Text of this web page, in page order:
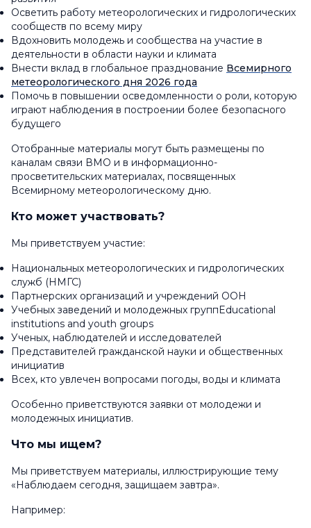
Осветить работу метеорологических и гидрологических
сообществ по всему миру
Вдохновить молодежь и сообщества на участие в
деятельности в области науки и климата
Внести вклад в глобальное празднование Всемирного
метеорологического дня 2026 года
Помочь в повышении осведомленности о роли, которую
играют наблюдения в построении более безопасного
будущего
Отобранные материалы могут быть размещены по
каналам связи ВМО и в информационно-
просветительских материалах, посвященных
Всемирному метеорологическому дню.
Кто может участвовать?
Мы приветствуем участие:
Национальных метеорологических и гидрологических
служб (НМГС)
Партнерских организаций и учреждений ООН
Учебных заведений и молодежных группEducational
institutions and youth groups
Ученых, наблюдателей и исследователей
Представителей гражданской науки и общественных
инициатив
Всех, кто увлечен вопросами погоды, воды и климата
Особенно приветствуются заявки от молодежи и
молодежных инициатив.
Что мы ищем?
Мы приветствуем материалы, иллюстрирующие тему
«Наблюдаем сегодня, защищаем завтра».
Например: